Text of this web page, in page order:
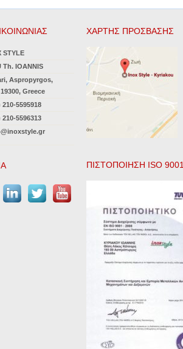
STYLE
Th. IOANNIS
Aspropyrgos,
Greece
210-5595918
210-5596313
ΧΑΡΤΗΣ ΠΡΟΣΒΑΣΗΣ
ΠΙΣΤΟΠΟΙΗΣΗ ISO 9001